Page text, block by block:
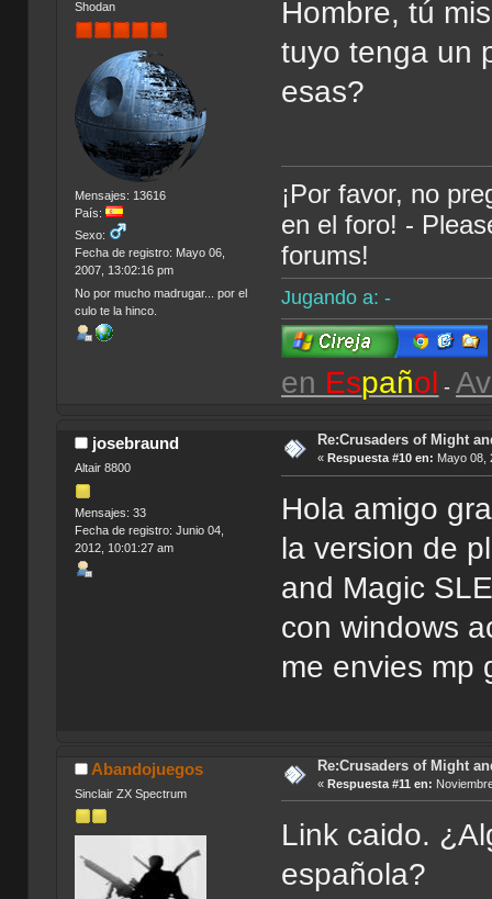
Shodan
Mensajes: 13616
País:
Sexo:
Fecha de registro: Mayo 06,
2007, 13:02:16 pm
No por mucho madrugar... por el
culo te la hinco.
Hombre, tú
tuyo tenga un
esas?
¡Por favor, no
en el foro! -
forums!
Jugando a: -
en Español -
josebraund
Altair 8800
Mensajes: 33
Fecha de registro: Junio 04,
2012, 10:01:27 am
Re:Crusaders of Might
« Respuesta #10 en: Mayo 08,
Hola amigo
la version de
and Magic
con windows
me envies mp
Abandojuegos
Sinclair ZX Spectrum
Re:Crusaders of Might
« Respuesta #11 en:
Link caido.
española?